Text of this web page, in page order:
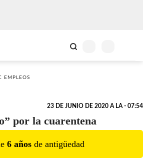
EMPLEOS
23 DE JUNIO DE 2020 A LA - 07:54
por la cuarentena
6 años de antigüedad